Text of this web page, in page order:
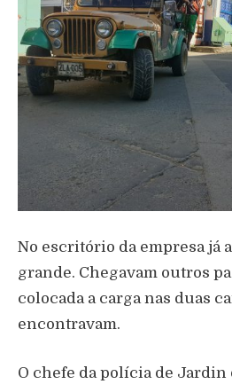
No escritório da empresa já
grande. Chegavam outros
colocada a carga nas duas
encontravam.
O chefe da polícia de Jardin